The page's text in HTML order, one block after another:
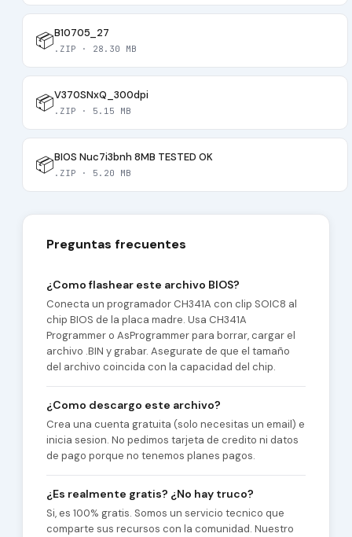
📦B10705_27
.ZIP · 28.30 MB
📦V370SNxQ_300dpi
.ZIP · 5.15 MB
📦BIOS Nuc7i3bnh 8MB TESTED OK
.ZIP · 5.20 MB
Preguntas frecuentes
¿Como flashear este archivo BIOS?
Conecta un programador CH341A con clip SOIC8 al
chip BIOS de la placa madre. Usa CH341A
Programmer o AsProgrammer para borrar, cargar el
archivo .BIN y grabar. Asegurate de que el tamaño
del archivo coincida con la capacidad del chip.
¿Como descargo este archivo?
Crea una cuenta gratuita (solo necesitas un email) e
inicia sesion. No pedimos tarjeta de credito ni datos
de pago porque no tenemos planes pagos.
¿Es realmente gratis? ¿No hay truco?
Si, es 100% gratis. Somos un servicio tecnico que
comparte sus recursos con la comunidad. Nuestro